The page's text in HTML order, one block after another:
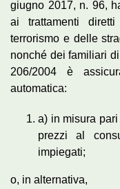
giugno 2017, n. 96,
ai trattamenti
terrorismo e delle
nonché dei familiari
206/2004 è
automatica:
a) in misura
prezzi al
impiegati;
o, in alternativa,